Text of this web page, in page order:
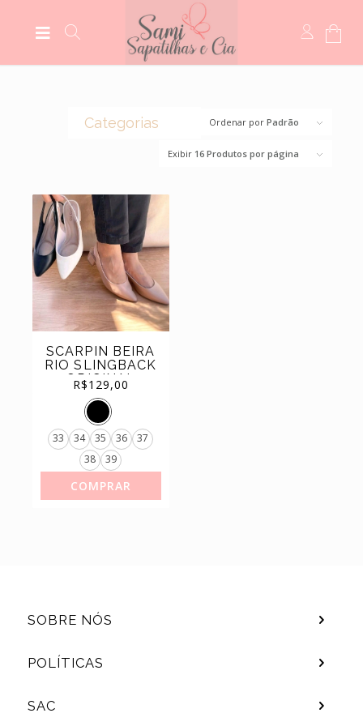
Ordenar porPadrão
Exibir 16 Produtos por página
SCARPIN BEIRA
RIO SLINGBACK
ORIGINAL
R$129,00
33 34 35 36
37
38
39
COMPRAR
Categorias
BOTAS (14)
MEIAS (5)
MOCASSIM (5)
SANDÁLIAS(118)
SCARPINS(6)
SAPATILHAS
TÊNIS
SOBRE NÓS
POLÍTICAS
SAC